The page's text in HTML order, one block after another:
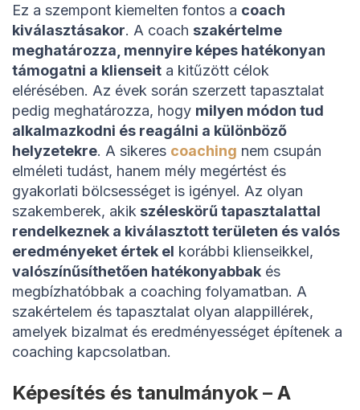
Ez a szempont kiemelten fontos a coach
kiválasztásakor. A coach szakértelme
meghatározza, mennyire képes hatékonyan
támogatni a klienseit a kitűzött célok
elérésében. Az évek során szerzett tapasztalat
pedig meghatározza, hogy milyen módon tud
alkalmazkodni és reagálni a különböző
helyzetekre. A sikeres coaching nem csupán
elméleti tudást, hanem mély megértést és
gyakorlati bölcsességet is igényel. Az olyan
szakemberek, akik széleskörű tapasztalattal
rendelkeznek a kiválasztott területen és valós
eredményeket értek el korábbi klienseikkel,
valószínűsíthetően hatékonyabbak és
megbízhatóbbak a coaching folyamatban. A
szakértelem és tapasztalat olyan alappillérek,
amelyek bizalmat és eredményességet építenek a
coaching kapcsolatban.
Képesítés és tanulmányok – A